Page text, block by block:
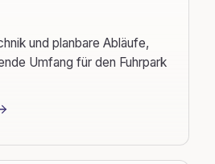
und planbare Abläufe,
Umfang für den Fuhrpark